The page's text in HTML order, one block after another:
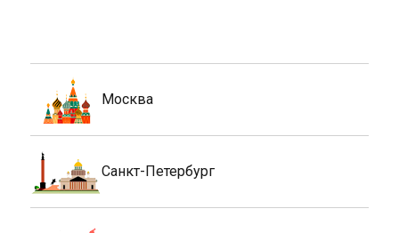
Москва
Санкт-Петербург